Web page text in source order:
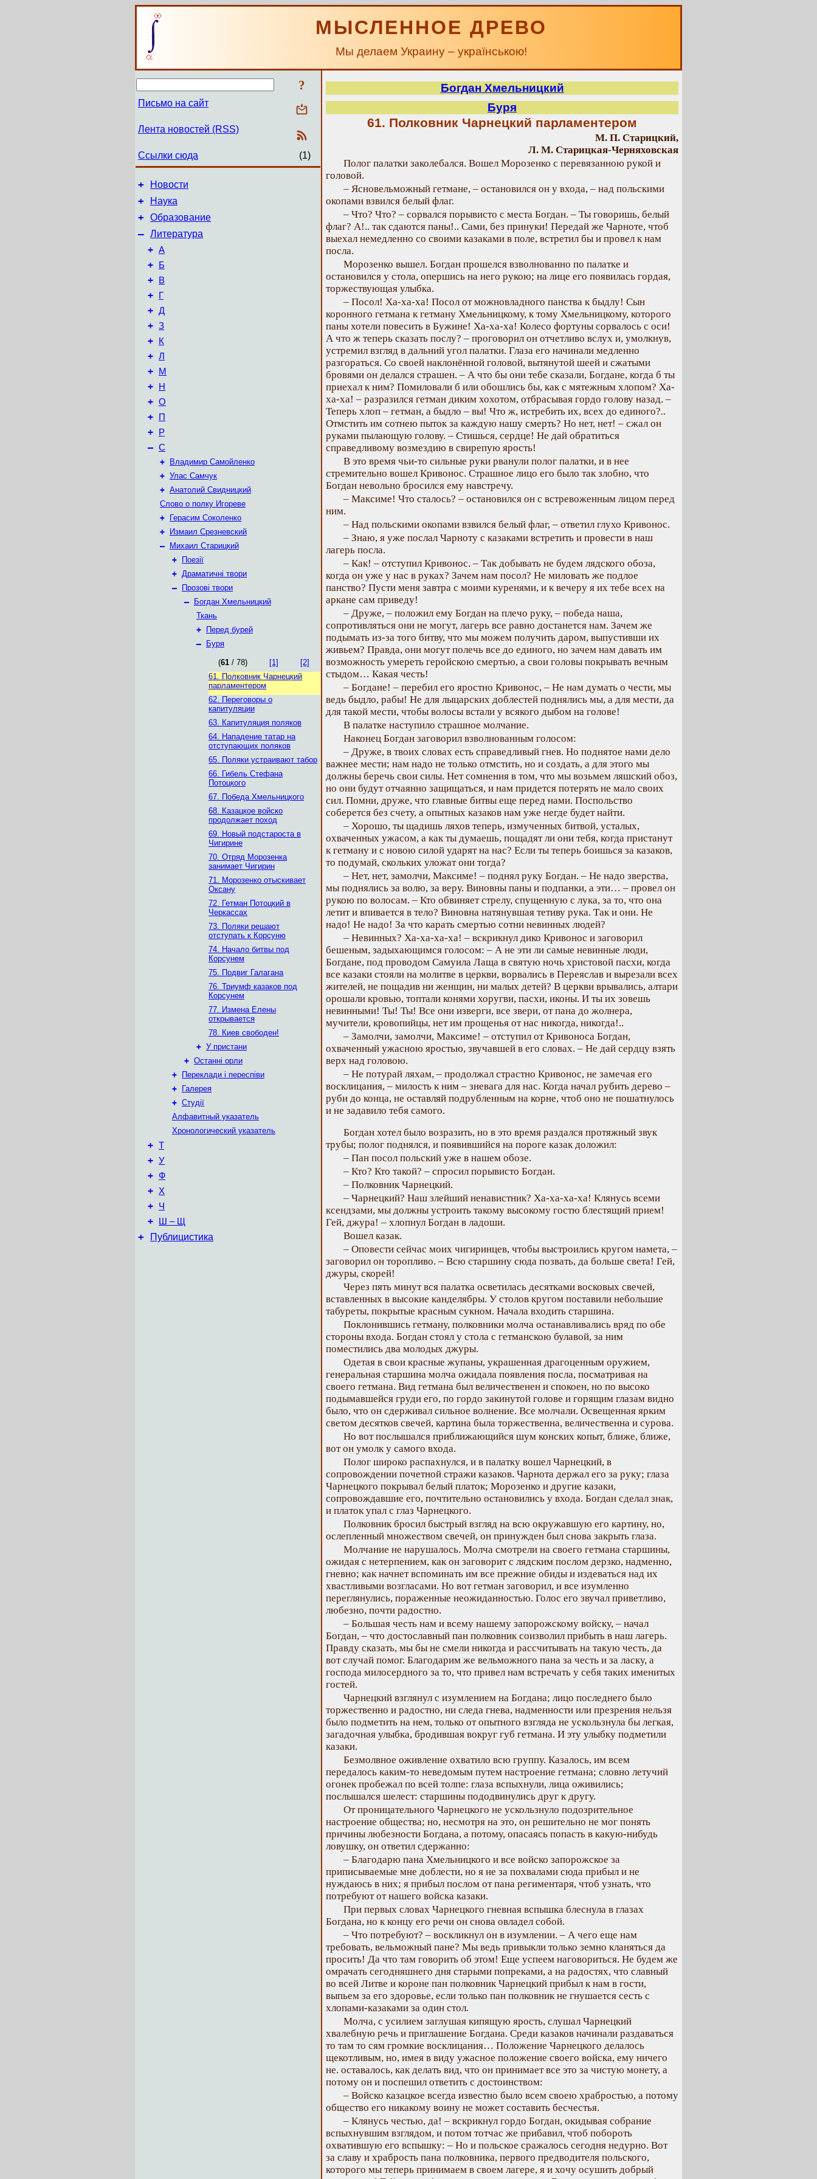
МЫСЛЕННОЕ ДРЕВО
Мы делаем Украину – українською!
?
Письмо на сайт
Лента новостей (RSS)
Ссылки сюда (1)
+ Новости
+ Наука
+ Образование
– Литература
+ А
+ Б
+ В
+ Г
+ Д
+ З
+ К
+ Л
+ М
+ Н
+ О
+ П
+ Р
– С
+
Владимир Самойленко
+ Улас Самчук
+ Анатолий Свидницкий
Слово о полку Игореве
+
Герасим Соколенко
+
Измаил Срезневский
–
Михаил Старицкий
+
Поезії
+ Драматичні твори
–
Прозові твори
–
Богдан Хмельницкий
Ткань
+
Перед бурей
–
Буря
(61 / 78) [1]
[2]
61. Полковник Чарнецкий
парламентером
62. Переговоры о
капитуляции
63. Капитуляция поляков
64. Нападение татар на
отступающих поляков
65. Поляки устраивают табор
66. Гибель Стефана
Потоцкого
67. Победа Хмельницкого
68. Казацкое войско
продолжает поход
69. Новый подстароста в
Чигирине
70. Отряд Морозенка
занимает Чигирин
71. Морозенко отыскивает
Оксану
72. Гетман Потоцкий в
Черкассах
73. Поляки решают
отступать к Корсуню
74. Начало битвы под
Корсунем
75. Подвиг Галагана
76. Триумф казаков под
Корсунем
77. Измена Елены
открывается
78. Киев свободен!
+ У пристани
+ Останні орли
+
Переклади і переспіви
+
Галерея
+ Студії
Алфавитный указатель
Хронологический указатель
+ Т
+ У
+ Ф
+ Х
+ Ч
+ Ш – Щ
+ Публицистика
Богдан Хмельницкий
Буря
61. Полковник Чарнецкий парламентером
М. П. Старицкий,
Л. М. Старицкая-Черняховская
Полог палатки заколебался. Вошел Морозенко с перевязанною рукой и
головой.
– Ясновельможный гетмане, – остановился он у входа, – над польскими
окопами взвился белый флаг.
– Что? Что? – сорвался порывисто с места Богдан. – Ты говоришь, белый
флаг? А!.. так сдаются паны!.. Сами, без принуки! Передай же Чарноте, чтоб
выехал немедленно со своими казаками в поле, встретил бы и провел к нам
посла.
Морозенко вышел. Богдан прошелся взволнованно по палатке и
остановился у стола, опершись на него рукою; на лице его появилась гордая,
торжествующая улыбка.
– Посол! Ха-ха-ха! Посол от можновладного панства к быдлу! Сын
коронного гетмана к гетману Хмельницкому, к тому Хмельницкому, которого
паны хотели повесить в Бужине! Ха-ха-ха! Колесо фортуны сорвалось с оси!
А что ж теперь сказать послу? – проговорил он отчетливо вслух и, умолкнув,
устремил взгляд в дальний угол палатки. Глаза его начинали медленно
разгораться. Со своей наклонённой головой, вытянутой шеей и сжатыми
бровями он делался страшен. – А что бы они тебе сказали, Богдане, когда б ты
приехал к ним? Помиловали б или обошлись бы, как с мятежным хлопом? Ха-
ха-ха! – разразился гетман диким хохотом, отбрасывая гордо голову назад. –
Теперь хлоп – гетман, а быдло – вы! Что ж, истребить их, всех до единого?..
Отмстить им сотнею пыток за каждую нашу смерть? Но нет, нет! – сжал он
руками пылающую голову. – Стишься, сердце! Не дай обратиться
справедливому возмездию в свирепую ярость!
В это время чьи-то сильные руки рванули полог палатки, и в нее
стремительно вошел Кривонос. Страшное лицо его было так злобно, что
Богдан невольно бросился ему навстречу.
– Максиме! Что сталось? – остановился он с встревоженным лицом перед
ним.
– Над польскими окопами взвился белый флаг, – ответил глухо Кривонос.
– Знаю, я уже послал Чарноту с казаками встретить и провести в наш
лагерь посла.
– Как! – отступил Кривонос. – Так добывать не будем лядского обоза,
когда он уже у нас в руках? Зачем нам посол? Не миловать же подлое
панство? Пусти меня завтра с моими куренями, и к вечеру я их тебе всех на
аркане сам приведу!
– Друже, – положил ему Богдан на плечо руку, – победа наша,
сопротивляться они не могут, лагерь все равно достанется нам. Зачем же
подымать из-за того битву, что мы можем получить даром, выпустивши их
живьем? Правда, они могут полечь все до единого, но зачем нам давать им
возможность умереть геройскою смертью, а свои головы покрывать вечным
стыдом… Какая честь!
– Богдане! – перебил его яростно Кривонос, – Не нам думать о чести, мы
ведь быдло, рабы! Не для лыцарских доблестей поднялись мы, а для мести, да
для такой мести, чтобы волосы встали у всякого дыбом на голове!
В палатке наступило страшное молчание.
Наконец Богдан заговорил взволнованным голосом:
– Друже, в твоих словах есть справедливый гнев. Но поднятое нами дело
важнее мести; нам надо не только отмстить, но и создать, а для этого мы
должны беречь свои силы. Нет сомнения в том, что мы возьмем ляшский обоз,
но они будут отчаянно защищаться, и нам придется потерять не мало своих
сил. Помни, друже, что главные битвы еще перед нами. Поспольство
соберется без счету, а опытных казаков нам уже негде будет найти.
– Хорошо, ты щадишь ляхов теперь, измученных битвой, усталых,
охваченных ужасом, а как ты думаешь, пощадят ли они тебя, когда пристанут
к гетману и с новою силой ударят на нас? Если ты теперь боишься за казаков,
то подумай, скольких уложат они тогда?
– Нет, нет, замолчи, Максиме! – поднял руку Богдан. – Не надо зверства,
мы поднялись за волю, за веру. Виновны паны и подпанки, а эти… – провел он
рукою по волосам. – Кто обвиняет стрелу, спущенную с лука, за то, что она
летит и впивается в тело? Виновна натянувшая тетиву рука. Так и они. Не
надо! Не надо! За что карать смертью сотни невинных людей?
– Невинных? Ха-ха-ха-ха! – вскрикнул дико Кривонос и заговорил
бешеным, задыхающимся голосом: – А не эти ли самые невинные люди,
Богдане, под проводом Самуила Лаща в святую ночь христовой пасхи, когда
все казаки стояли на молитве в церкви, ворвались в Переяслав и вырезали всех
жителей, не пощадив ни женщин, ни малых детей? В церкви врывались, алтари
орошали кровью, топтали конями хоругви, пасхи, иконы. И ты их зовешь
невинными! Ты! Ты! Все они изверги, все звери, от пана до жолнера,
мучители, кровопийцы, нет им прощенья от нас никогда, никогда!..
– Замолчи, замолчи, Максиме! – отступил от Кривоноса Богдан,
охваченный ужасною яростью, звучавшей в его словах. – Не дай сердцу взять
верх над головою.
– Не потурай ляхам, – продолжал страстно Кривонос, не замечая его
восклицания, – милость к ним – зневага для нас. Когда начал рубить дерево –
руби до конца, не оставляй подрубленным на корне, чтоб оно не пошатнулось
и не задавило тебя самого.
Богдан хотел было возразить, но в это время раздался протяжный звук
трубы; полог поднялся, и появившийся на пороге казак доложил:
– Пан посол польский уже в нашем обозе.
– Кто? Кто такой? – спросил порывисто Богдан.
– Полковник Чарнецкий.
– Чарнецкий? Наш злейший ненавистник? Ха-ха-ха-ха! Клянусь всеми
ксендзами, мы должны устроить такому высокому гостю блестящий прием!
Гей, джура! – хлопнул Богдан в ладоши.
Вошел казак.
– Оповести сейчас моих чигиринцев, чтобы выстроились кругом намета, –
заговорил он торопливо. – Всю старшину сюда позвать, да больше света! Гей,
джуры, скорей!
Через пять минут вся палатка осветилась десятками восковых свечей,
вставленных в высокие канделябры. У столов кругом поставили небольшие
табуреты, покрытые красным сукном. Начала входить старшина.
Поклонившись гетману, полковники молча останавливались вряд по обе
стороны входа. Богдан стоял у стола с гетманскою булавой, за ним
поместились два молодых джуры.
Одетая в свои красные жупаны, украшенная драгоценным оружием,
генеральная старшина молча ожидала появления посла, посматривая на
своего гетмана. Вид гетмана был величественен и спокоен, но по высоко
подымавшейся груди его, по гордо закинутой голове и горящим глазам видно
было, что он сдерживал сильное волнение. Все молчали. Освещенная ярким
светом десятков свечей, картина была торжественна, величественна и сурова.
Но вот послышался приближающийся шум конских копыт, ближе, ближе,
вот он умолк у самого входа.
Полог широко распахнулся, и в палатку вошел Чарнецкий, в
сопровождении почетной стражи казаков. Чарнота держал его за руку; глаза
Чарнецкого покрывал белый платок; Морозенко и другие казаки,
сопровождавшие его, почтительно остановились у входа. Богдан сделал знак,
и платок упал с глаз Чарнецкого.
Полковник бросил быстрый взгляд на всю окружавшую его картину, но,
ослепленный множеством свечей, он принужден был снова закрыть глаза.
Молчание не нарушалось. Молча смотрели на своего гетмана старшины,
ожидая с нетерпением, как он заговорит с лядским послом дерзко, надменно,
гневно; как начнет вспоминать им все прежние обиды и издеваться над их
хвастливыми возгласами. Но вот гетман заговорил, и все изумленно
переглянулись, пораженные неожиданностью. Голос его звучал приветливо,
любезно, почти радостно.
– Большая честь нам и всему нашему запорожскому войску, – начал
Богдан, – что достославный пан полковник соизволил прибыть в наш лагерь.
Правду сказать, мы бы не смели никогда и рассчитывать на такую честь, да
вот случай помог. Благодарим же вельможного пана за честь и за ласку, а
господа милосердного за то, что привел нам встречать у себя таких именитых
гостей.
Чарнецкий взглянул с изумлением на Богдана; лицо последнего было
торжественно и радостно, ни следа гнева, надменности или презрения нельзя
было подметить на нем, только от опытного взгляда не ускользнула бы легкая,
загадочная улыбка, бродившая вокруг губ гетмана. И эту улыбку подметили
казаки.
Безмолвное оживление охватило всю группу. Казалось, им всем
передалось каким-то неведомым путем настроение гетмана; словно летучий
огонек пробежал по всей толпе: глаза вспыхнули, лица оживились;
послышался шелест: старшины пододвинулись друг к другу.
От проницательного Чарнецкого не ускользнуло подозрительное
настроение общества; но, несмотря на это, он решительно не мог понять
причины любезности Богдана, а потому, опасаясь попасть в какую-нибудь
ловушку, он ответил сдержанно:
– Благодарю пана Хмельницкого и все войско запорожское за
приписываемые мне доблести, но я не за похвалами сюда прибыл и не
нуждаюсь в них; я прибыл послом от пана региментаря, чтоб узнать, что
потребуют от нашего войска казаки.
При первых словах Чарнецкого гневная вспышка блеснула в глазах
Богдана, но к концу его речи он снова овладел собой.
– Что потребуют? – воскликнул он в изумлении. – А чего еще нам
требовать, вельможный пане? Мы ведь привыкли только земно кланяться да
просить! Да что там говорить об этом! Еще успеем наговориться. Не будем же
омрачать сегодняшнего дня старыми попреками, а на радостях, что славный
во всей Литве и короне пан полковник Чарнецкий прибыл к нам в гости,
выпьем за его здоровье, если только пан полковник не гнушается сесть с
хлопами-казаками за один стол.
Молча, с усилием заглушая кипящую ярость, слушал Чарнецкий
хвалебную речь и приглашение Богдана. Среди казаков начинали раздаваться
то там то сям громкие восклицания… Положение Чарнецкого делалось
щекотливым, но, имея в виду ужасное положение своего войска, ему ничего
не. оставалось, как делать вид, что он принимает все это за чистую монету, а
потому он и поспешил ответить с достоинством:
– Войско казацкое всегда известно было всем своею храбростью, а потому
общество его никакому воину не может составить бесчестья.
– Клянусь честью, да! – вскрикнул гордо Богдан, окидывая собрание
вспыхнувшим взглядом, и потом тотчас же прибавил, чтоб побороть
охватившую его вспышку: – Но и польское сражалось сегодня недурно. Вот
за славу и храбрость пана полковника, первого предводителя польского,
которого мы теперь принимаем в своем лагере, я и хочу осушить добрый